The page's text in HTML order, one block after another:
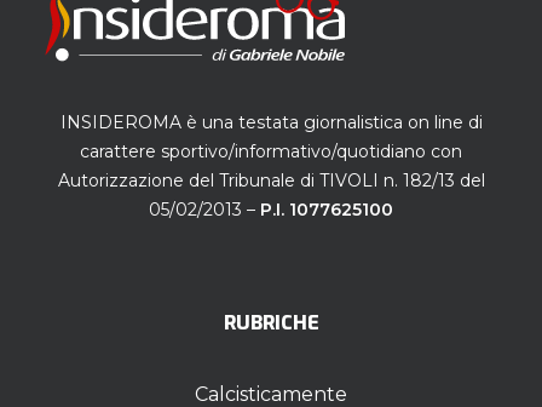
INSIDEROMA è una testata giornalistica on line di
carattere sportivo/informativo/quotidiano con
Autorizzazione del Tribunale di TIVOLI n. 182/13 del
05/02/2013 – P.I. 1077625100
RUBRICHE
Calcisticamente